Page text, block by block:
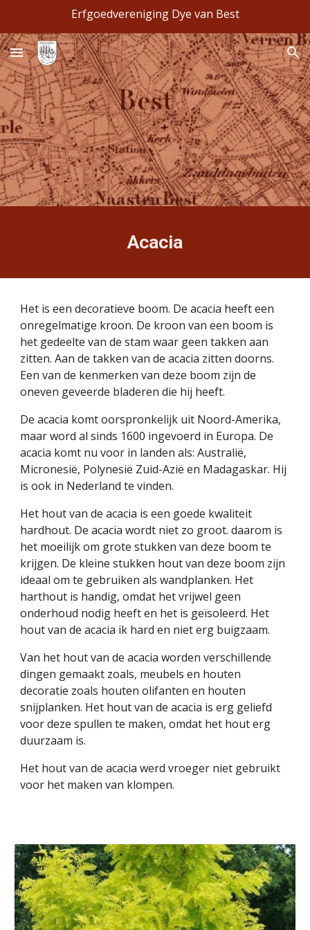
Erfgoedvereniging Dye van Best
Acacia
Het is een decoratieve boom. De acacia heeft een
onregelmatige kroon. De kroon van een boom is
het gedeelte van de stam waar geen takken aan
zitten. Aan de takken van de acacia zitten doorns.
Een van de kenmerken van deze boom zijn de
oneven geveerde bladeren die hij heeft.
De acacia komt oorspronkelijk uit Noord-Amerika,
maar word al sinds 1600 ingevoerd in Europa. De
acacia komt nu voor in landen als: Australië,
Micronesië, Polynesië Zuid-Azië en Madagaskar. Hij
is ook in Nederland te vinden.
Het hout van de acacia is een goede kwaliteit
hardhout. De acacia wordt niet zo groot. daarom is
het moeilijk om grote stukken van deze boom te
krijgen. De kleine stukken hout van deze boom zijn
ideaal om te gebruiken als wandplanken. Het
harthout is handig, omdat het vrijwel geen
onderhoud nodig heeft en het is geïsoleerd. Het
hout van de acacia ik hard en niet erg buigzaam.
Van het hout van de acacia worden verschillende
dingen gemaakt zoals, meubels en houten
decoratie zoals houten olifanten en houten
snijplanken. Het hout van de acacia is erg geliefd
voor deze spullen te maken, omdat het hout erg
duurzaam is.
Het hout van de acacia werd vroeger niet gebruikt
voor het maken van klompen.